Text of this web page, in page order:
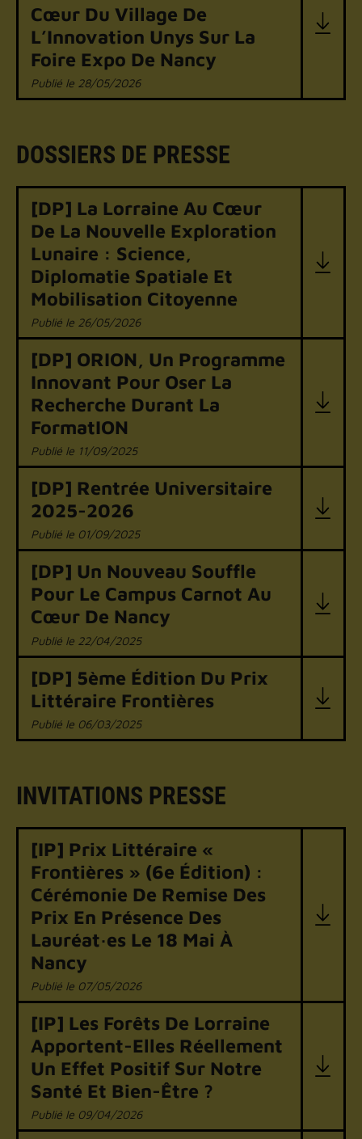
Cœur Du Village De
L’Innovation Unys Sur La
Foire Expo De Nancy
28/05/2026
DOSSIERS DE PRESSE
[DP] La Lorraine Au Cœur
De La Nouvelle Exploration
Lunaire : Science,
Diplomatie Spatiale Et
Mobilisation Citoyenne
26/05/2026
[DP] ORION, Un Programme
Innovant Pour Oser La
Recherche Durant La
FormatION
11/09/2025
[DP] Rentrée Universitaire
2025-2026
01/09/2025
[DP] Un Nouveau Souffle
Pour Le Campus Carnot Au
Cœur De Nancy
22/04/2025
[DP] 5ème Édition Du Prix
Littéraire Frontières
06/03/2025
INVITATIONS PRESSE
[IP] Prix Littéraire «
Frontières » (6e Édition) :
Cérémonie De Remise Des
Prix En Présence Des
Lauréat·es Le 18 Mai À
Nancy
07/05/2026
[IP] Les Forêts De Lorraine
Apportent-Elles Réellement
Un Effet Positif Sur Notre
Santé Et Bien-Être ?
09/04/2026